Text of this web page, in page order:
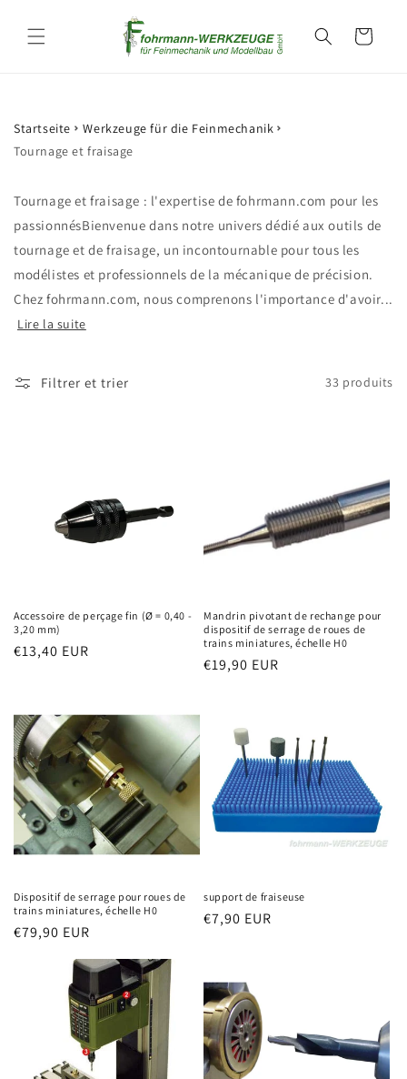
au
Panier
Startseite
Werkzeuge für die Feinmechanik
Tournage et fraisage
Tournage et fraisage : l'expertise de fohrmann.com pour les
passionnésBienvenue dans notre univers dédié aux outils de
tournage et de fraisage, un incontournable pour tous les
modélistes et professionnels de la mécanique de précision.
Chez fohrmann.com, nous comprenons l'importance d'avoir...
Lire la suite
Filtrer et trier 33 produits
Accessoire de perçage fin (Ø = 0,40 -
3,20 mm)
Prix
€13,40 EUR
Mandrin pivotant de rechange pour
dispositif de serrage de roues de
trains miniatures, échelle H0
Prix
€19,90 EUR
Dispositif de serrage pour roues de
trains miniatures, échelle H0
Prix
€79,90 EUR
support de fraiseuse
Prix
€7,90 EUR